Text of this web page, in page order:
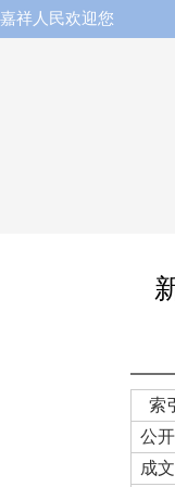
嘉祥人民欢迎您
索
公
成